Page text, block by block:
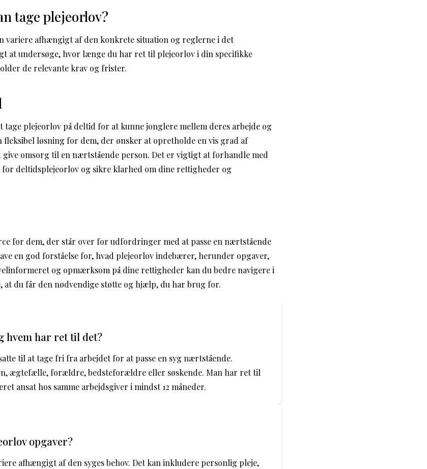
tage plejeorlov?
variere afhængigt af den konkrete situation og reglerne i det
at undersøge, hvor længe du har ret til plejeorlov i din specifikke
de relevante krav og frister.
plejeorlov på deltid for at kunne jonglere mellem deres arbejde og
fleksibel løsning for dem, der ønsker at opretholde en vis grad af
omsorg til en nærtstående person. Det er vigtigt at forhandle med
deltidsplejeorlov og sikre klarhed om dine rettigheder og
for dem, der står over for udfordringer med at passe en nærtstående
en god forståelse for, hvad plejeorlov indebærer, herunder opgaver,
og opmærksom på dine rettigheder kan du bedre navigere i
at du får den nødvendige støtte og hjælp, du har brug for.
hvem har ret til det?
til at tage fri fra arbejdet for at passe en syg nærtstående.
ægtefælle, forældre, bedsteforældre eller søskende. Man har ret til
ansat hos samme arbejdsgiver i mindst 12 måneder.
opgaver?
afhængigt af den syges behov. Det kan inkludere personlig pleje,